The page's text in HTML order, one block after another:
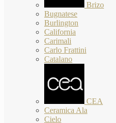
Brizo
Bugnatese
Burlington
California
Carimali
Carlo Frattini
Catalano
CEA
Ceramica Ala
Cielo